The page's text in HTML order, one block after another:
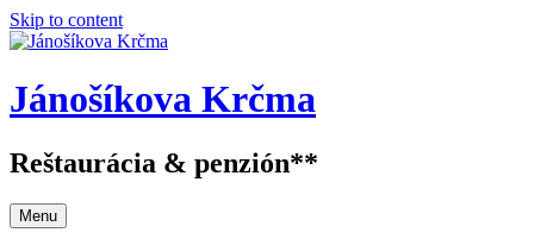
Skip to content
Jánošíkova Krčma
Reštaurácia & penzión**
Menu